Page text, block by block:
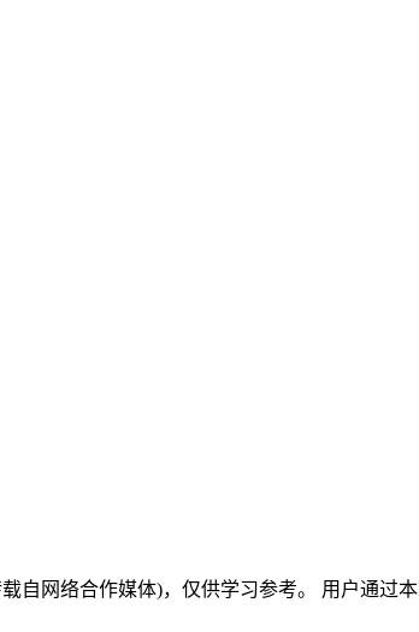
自网络合作媒体)，仅供学习参考。 用户通过